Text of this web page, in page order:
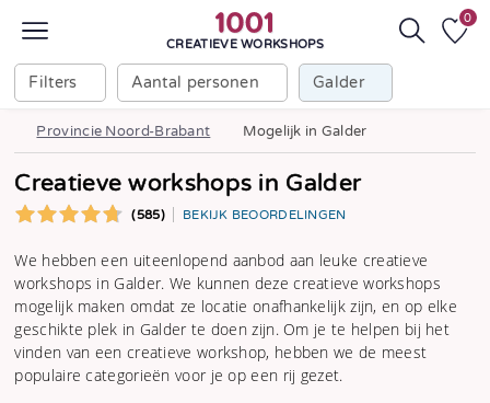
CREATIEVE WORKSHOPS
Filters Aantal personen Galder
0
Provincie Noord-Brabant Mogelijk in Galder
Creatieve workshops in Galder
(585) BEKIJK BEOORDELINGEN
We hebben een uiteenlopend aanbod aan leuke creatieve
workshops in Galder. We kunnen deze creatieve workshops
mogelijk maken omdat ze locatie onafhankelijk zijn, en op elke
geschikte plek in Galder te doen zijn. Om je te helpen bij het
vinden van een creatieve workshop, hebben we de meest
populaire categorieën voor je op een rij gezet.